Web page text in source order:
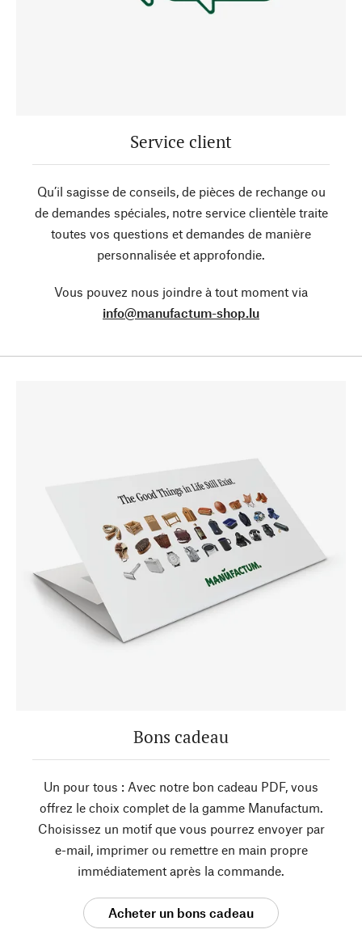
Service client
Qu’il sagisse de conseils, de pièces de rechange ou
de demandes spéciales, notre service clientèle traite
toutes vos questions et demandes de manière
personnalisée et approfondie.
Vous pouvez nous joindre à tout moment via
info@manufactum-shop.lu
Bons cadeau
Un pour tous : Avec notre bon cadeau PDF, vous
offrez le choix complet de la gamme Manufactum.
Choisissez un motif que vous pourrez envoyer par
e-mail, imprimer ou remettre en main propre
immédiatement après la commande.
Acheter un bons cadeau